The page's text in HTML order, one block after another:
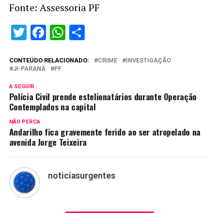
Fonte: Assessoria PF
Twitter
Facebook
WhatsApp
Share
CONTEÚDO RELACIONADO: CRIME
INVESTIGAÇÃO
JI-PARANÁ
PF
A SEGUIR
Polícia Civil prende estelionatários durante Operação
Contemplados na capital
NÃO PERCA
Andarilho fica gravemente ferido ao ser atropelado na
avenida Jorge Teixeira
noticiasurgentes